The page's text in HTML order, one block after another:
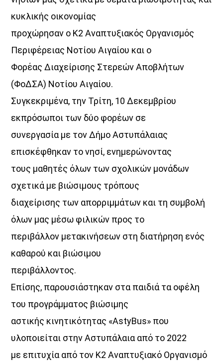
κυκλικής οικονομίας
προχώρησαν ο Κ2 Αναπτυξιακός Οργανισμός
Περιφέρειας Νοτίου Αιγαίου και ο
Φορέας Διαχείρισης Στερεών Αποβλήτων
(ΦοΔΣΑ) Νοτίου Αιγαίου.
Συγκεκριμένα, την Τρίτη, 10 Δεκεμβρίου
εκπρόσωποι των δύο φορέων σε
συνεργασία με τον Δήμο Αστυπάλαιας
επισκέφθηκαν το νησί, ενημερώνοντας
τους μαθητές όλων των σχολικών μονάδων
σχετικά με βιώσιμους τρόπους
διαχείρισης των απορριμμάτων και τη συμβολή
όλων μας μέσω φιλικών προς το
περιβάλλον μετακινήσεων στη διατήρηση ενός
καθαρού και βιώσιμου
περιβάλλοντος.
Επίσης, παρουσιάστηκαν στα παιδιά τα οφέλη
του προγράμματος βιώσιμης
αστικής κινητικότητας «AstyBus» που
υλοποιείται στην Αστυπάλαια από το 2022
με επιτυχία από τον Κ2 Αναπτυξιακό Οργανισμό